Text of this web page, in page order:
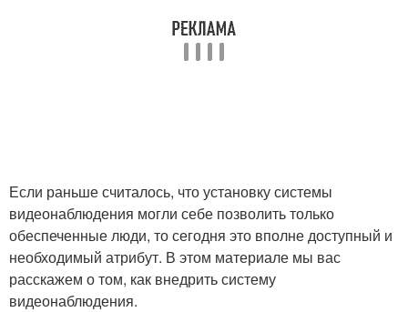
Если раньше считалось, что установку системы
видеонаблюдения могли себе позволить только
обеспеченные люди, то сегодня это вполне доступный и
необходимый атрибут. В этом материале мы вас
расскажем о том, как внедрить систему
видеонаблюдения.